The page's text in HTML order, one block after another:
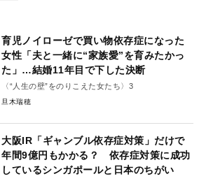
育児ノイローゼで買い物依存症になった
女性「夫と一緒に“家族愛”を育みたかっ
た」…結婚11年目で下した決断
〈“人生の壁”をのりこえた女たち〉3
旦木瑞穂
大阪IR「ギャンブル依存症対策」だけで
年間9億円もかかる？ 依存症対策に成功
しているシンガポールと日本のちがい